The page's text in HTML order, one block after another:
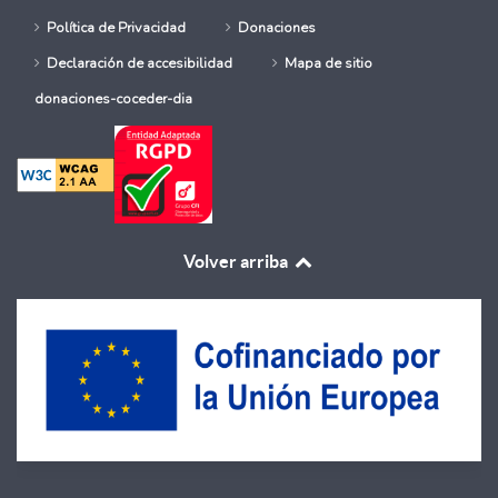
Política de Privacidad
Donaciones
Declaración de accesibilidad
Mapa de sitio
donaciones-coceder-dia
Volver arriba